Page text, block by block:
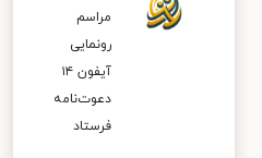
مراسم
رونمایی
آیفون ۱۴
دعوت‌نامه
فرستاد